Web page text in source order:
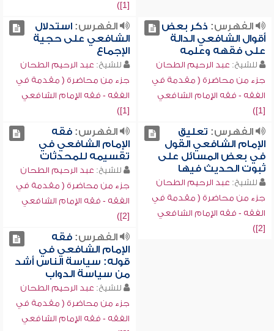
[1])
الفهرس: ذكر بعض
أقوال الشافعي الدالة
على فقهه وعلمه
للشيخ: عبد الرحيم الطحان
جزء من محاضرة ( مقدمة في
الفقه - فقه الإمام الشافعي
[1])
الفهرس:استدلال
الشافعي على حجية
الإجماع
للشيخ: عبد الرحيم الطحان
جزء من محاضرة ( مقدمة في
الفقه - فقه الإمام الشافعي
[1])
الفهرس: تعليق
الإمام الشافعي القول
في بعض المسائل على
ثبوت الحديث فيها
للشيخ: عبد الرحيم الطحان
جزء من محاضرة ( مقدمة في
الفقه - فقه الإمام الشافعي
[2])
الفهرس:فقه
الإمام الشافعي في
تقسيمه للمحدثات
للشيخ: عبد الرحيم الطحان
جزء من محاضرة ( مقدمة في
الفقه - فقه الإمام الشافعي
[2])
الفهرس:فقه
الإمام الشافعي في
قوله: سياسة الناس أشد
من سياسة الدواب
للشيخ: عبد الرحيم الطحان
جزء من محاضرة ( مقدمة في
الفقه - فقه الإمام الشافعي